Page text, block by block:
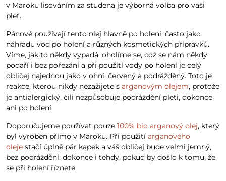
v Maroku lisováním za studena je výborná volba pro vaši
pleť.
Pánové používají tento olej hlavně po holení, často jako
náhradu vod po holení a různých kosmetických přípravků.
Víme, jak to někdy vypadá, oholíme se, což se nám někdy
podaří i bez pořezání a při použití vody po holení je celý
obličej najednou jako v ohni, červený a podrážděný. Toto je
reakce, kterou nikdy nezažijete s arganovým olejem, protože
je antialergický, čili nezpůsobuje podráždění pleti, dokonce
ani po holení.
Doporučujeme používat pouze 100% bio arganový olej, který
byl vyroben přímo v Maroku. Při použití arganového
oleje stačí úplně pár kapek a váš obličej bude velmi jemný,
bez podráždění, dokonce i tehdy, pokud by došlo k tomu, že
se při holení říznete.